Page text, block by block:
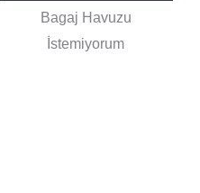
Bagaj Havuzu
İstemiyorum